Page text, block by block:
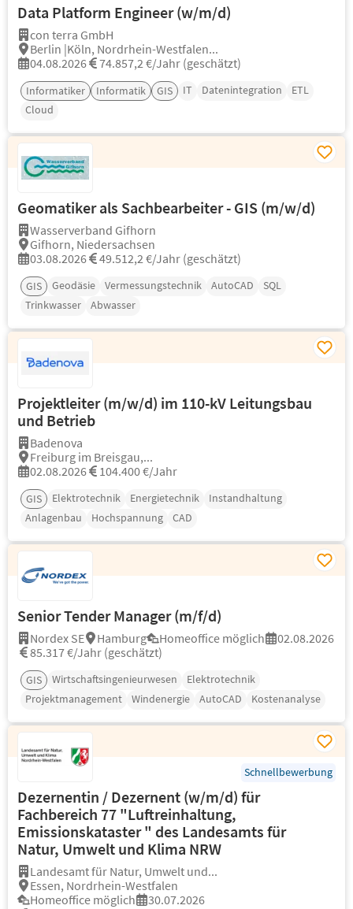
Data Platform Engineer (w/m/d)
con terra GmbH
Berlin |Köln, Nordrhein-Westfalen...
04.08.2026
74.857,2 €/Jahr (geschätzt)
Informatiker Informatik GIS IT Datenintegration
ETL
Cloud
Geomatiker als Sachbearbeiter - GIS (m/w/d)
Wasserverband Gifhorn
Gifhorn, Niedersachsen
03.08.2026
49.512,2 €/Jahr (geschätzt)
GIS Geodäsie Vermessungstechnik AutoCAD
SQL
Trinkwasser
Abwasser
Projektleiter (m/w/d) im 110-kV Leitungsbau
und Betrieb
Badenova
Freiburg im Breisgau,...
02.08.2026
104.400 €/Jahr
GIS Elektrotechnik Energietechnik
Instandhaltung
Anlagenbau
Hochspannung CAD
Senior Tender Manager (m/f/d)
Nordex SE Hamburg Homeoffice möglich
02.08.2026
85.317 €/Jahr (geschätzt)
GIS Wirtschaftsingenieurwesen
Elektrotechnik
Projektmanagement
Windenergie AutoCAD Kostenanalyse
Schnellbewerbung
Dezernentin / Dezernent (w/m/d) für
Fachbereich 77 "Luftreinhaltung,
Emissionskataster " des Landesamts für
Natur, Umwelt und Klima NRW
Landesamt für Natur, Umwelt und...
Essen, Nordrhein-Westfalen
Homeoffice möglich
30.07.2026